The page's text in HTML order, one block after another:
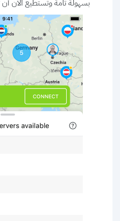
بسهولة تامة وتستطيع الآن أن